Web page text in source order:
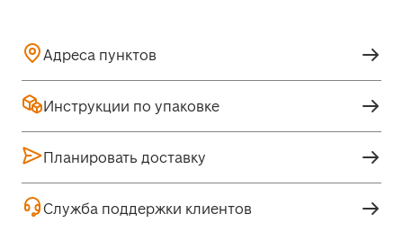
Адреса пунктов
Инструкции по упаковке
Планировать доставку
Служба поддержки клиентов